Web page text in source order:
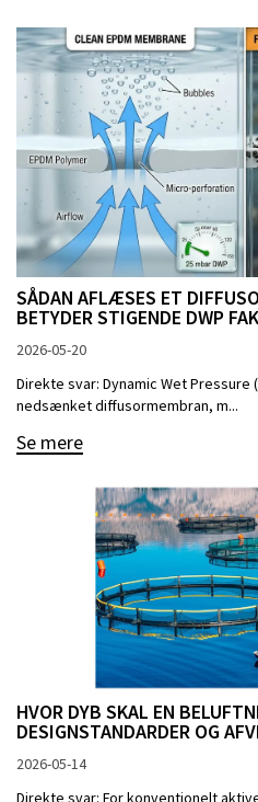
SÅDAN AFLÆSES ET
BETYDER STIGENDE DWP
2026-05-20
Direkte svar: Dynamic Wet Pressure
nedsænket diffusormembran, m...
Se mere
HVOR DYB SKAL EN
DESIGNSTANDARDER OG
2026-05-14
Direkte svar: For konventionelt